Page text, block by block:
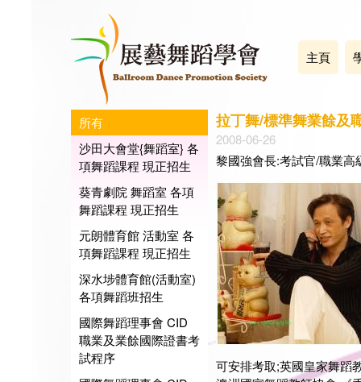
主頁
所有
沙田大會堂{舞蹈室} 各
項舞蹈課程 現正招生
葵青劇院 舞蹈室 各項
舞蹈課程 現正招生
元朗體育館 活動室 各
項舞蹈課程 現正招生
深水埗體育館(活動室)
各項舞蹈班招生
國際舞蹈理事會 CID
職業及業餘國際證書考
試程序
拉丁舞/標準舞業餘及
2008-06-26
黎國強會長:考試官/職業
可安排考取;英國皇家舞蹈